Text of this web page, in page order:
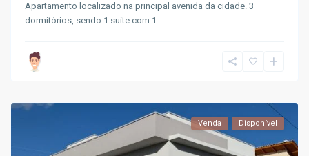
Apartamento localizado na principal avenida da cidade. 3
dormitórios, sendo 1 suíte com 1 ...
Venda Disponível